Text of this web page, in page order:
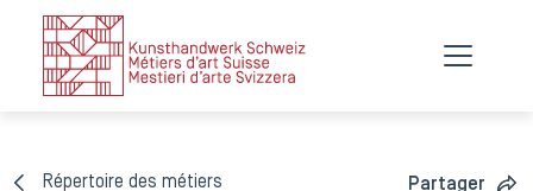
Répertoire des métiers Partager